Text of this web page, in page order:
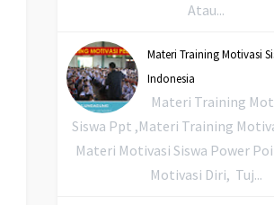
Atau...
Materi Training Motivasi
Indonesia
Materi Training
Siswa Ppt ,Materi Training
Materi Motivasi Siswa Power
Motivasi Diri, Tuj...